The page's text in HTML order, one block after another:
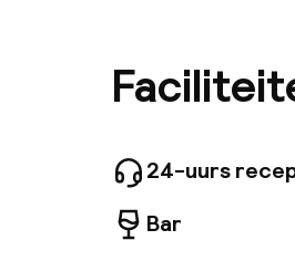
zijn
een
24-uurs
Bar